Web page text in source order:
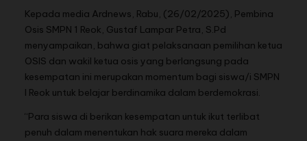
Kepada media Ardnews, Rabu, (26/02/2025), Pembina
Osis SMPN 1 Reok, Gustaf Lampar Petra, S.Pd
menyampaikan, bahwa giat pelaksanaan pemilihan ketua
OSIS dan wakil ketua osis yang berlangsung pada
kesempatan ini merupakan momentum bagi siswa/i SMPN
I Reok untuk belajar berdinamika dalam berdemokrasi.
“Para siswa di berikan kesempatan untuk ikut terlibat
penuh dalam menentukan hak suara mereka dalam